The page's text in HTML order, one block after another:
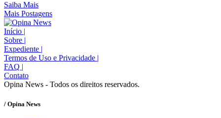
Saiba Mais
Mais Postagens
Início |
Sobre |
Expediente |
Termos de Uso e Privacidade |
FAQ |
Contato
Opina News - Todos os direitos reservados.
/ Opina News